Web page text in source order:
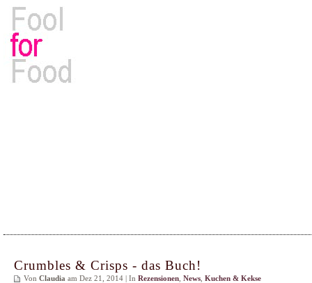
Crumbles & Crisps - das Buch!
Von Claudia am Dez 21, 2014 | In Rezensionen News Kuchen & Kekse